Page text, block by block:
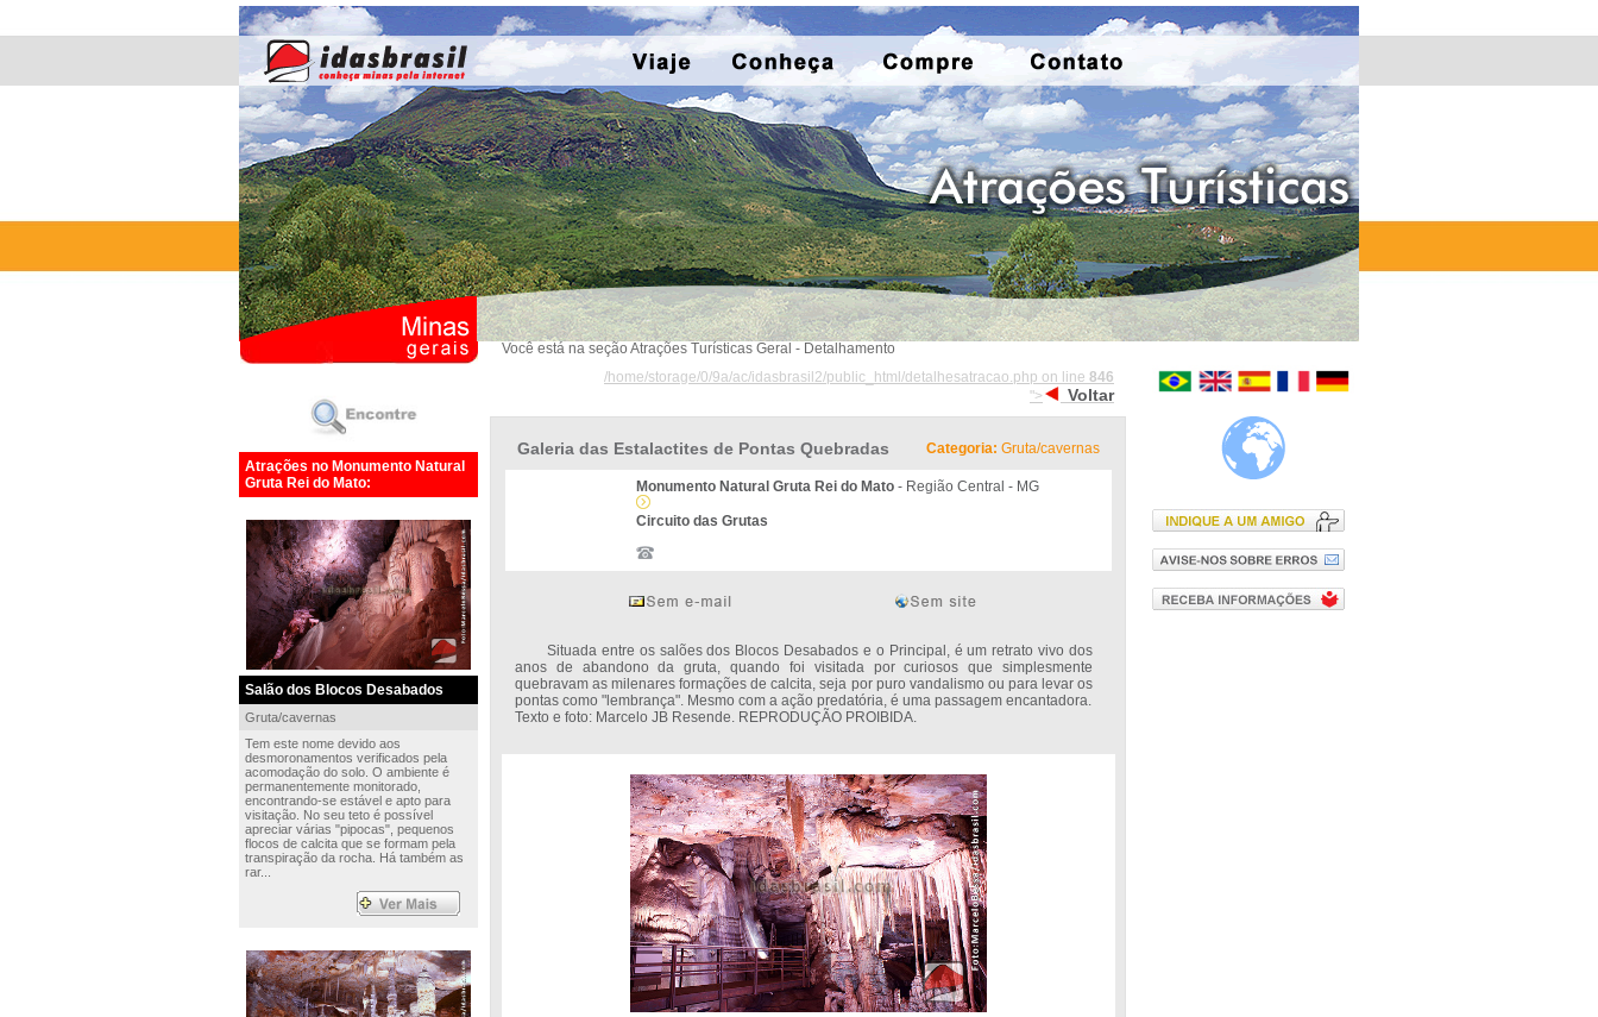
Atrações no Monumento Natural
Gruta Rei do Mato:
Salão dos Blocos Desabados
Gruta/cavernas
Tem este nome devido aos
desmoronamentos verificados pela
acomodação do solo. O ambiente é
permanentemente monitorado,
encontrando-se estável e apto para
visitação. No seu teto é possível
apreciar várias "pipocas", pequenos
flocos de calcita que se formam pela
transpiração da rocha. Há também as
rar...
Você está na seção Atrações Turísticas Geral - Detalhamento
/home/storage/0/9a/ac/idasbrasil2/public_html/detalhesatracao.php on line 846
">
Voltar
Galeria das Estalactites de Pontas Quebradas Categoria: Gruta/cavernas
Monumento Natural Gruta Rei do Mato- Região Central - MG
Circuito das Grutas
Situada entre os salões dos Blocos Desabados e o Principal, é um retrato vivo dos
anos de abandono da gruta, quando foi visitada por curiosos que simplesmente
quebravam as milenares formações de calcita, seja por puro vandalismo ou para levar os
pontas como "lembrança". Mesmo com a ação predatória, é uma passagem encantadora.
Texto e foto: Marcelo JB Resende. REPRODUÇÃO PROIBIDA.